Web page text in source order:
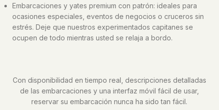
Embarcaciones y yates premium con patrón: ideales para
ocasiones especiales, eventos de negocios o cruceros sin
estrés. Deje que nuestros experimentados capitanes se
ocupen de todo mientras usted se relaja a bordo.
Con disponibilidad en tiempo real, descripciones detalladas
de las embarcaciones y una interfaz móvil fácil de usar,
reservar su embarcación nunca ha sido tan fácil.